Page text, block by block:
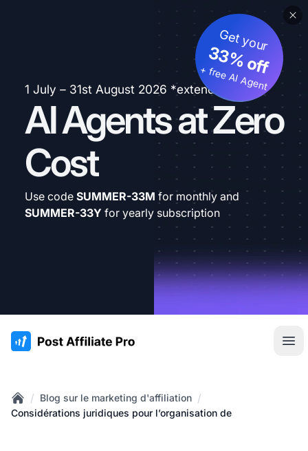
1 July – 31st August 2026 *extended
AI Agents at Zero
Cost
Get your
33% off
+ free AI Agent
Use code SUMMER-33M for monthly and
SUMMER-33Y for yearly subscription
:site.title
Home
/ Blog sur le marketing d'affiliation /
Considérations juridiques pour l’organisation de